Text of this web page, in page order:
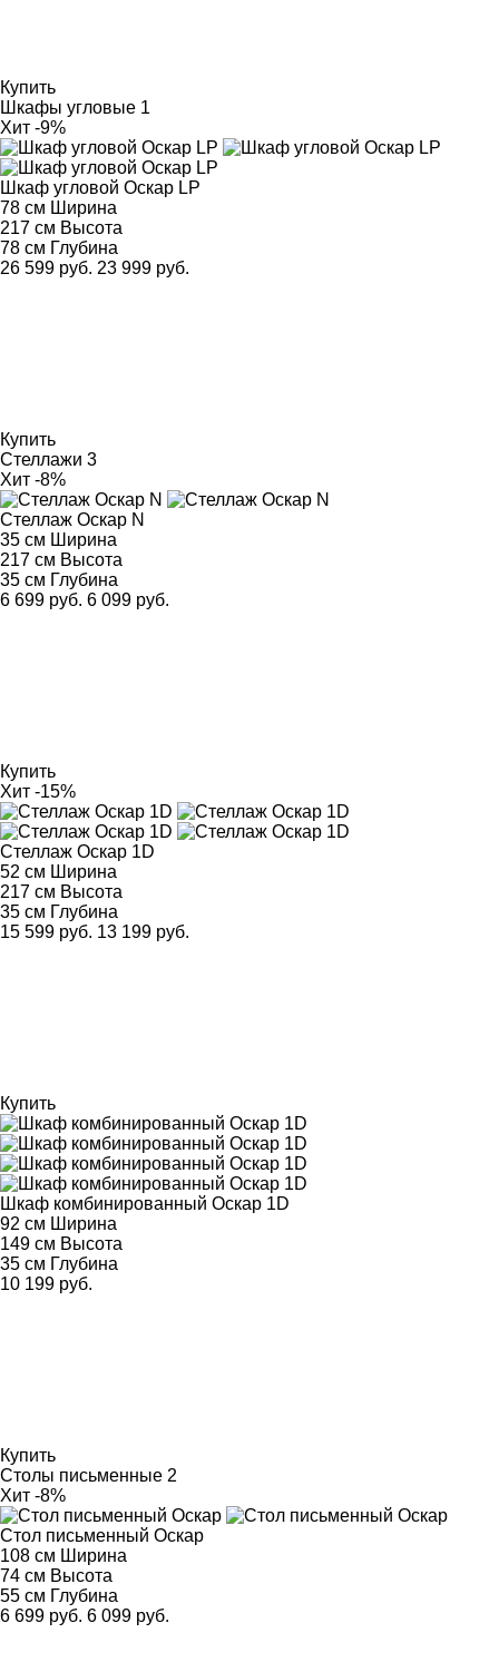
Купить
Шкафы угловые 1
Хит -9%
Шкаф угловой Оскар LP
78 см Ширина
217 см Высота
78 см Глубина
26 599 руб. 23 999 руб.
Купить
Стеллажи 3
Хит -8%
Стеллаж Оскар N
35 см Ширина
217 см Высота
35 см Глубина
6 699 руб. 6 099 руб.
Купить
Хит -15%
Стеллаж Оскар 1D
52 см Ширина
217 см Высота
35 см Глубина
15 599 руб. 13 199 руб.
Купить
Шкаф комбинированный Оскар 1D
92 см Ширина
149 см Высота
35 см Глубина
10 199 руб.
Купить
Столы письменные 2
Хит -8%
Стол письменный Оскар
108 см Ширина
74 см Высота
55 см Глубина
6 699 руб. 6 099 руб.